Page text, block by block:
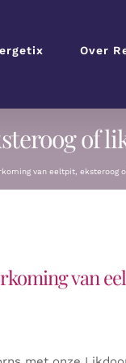
Over
of
van eeltpit, eksteroog
van